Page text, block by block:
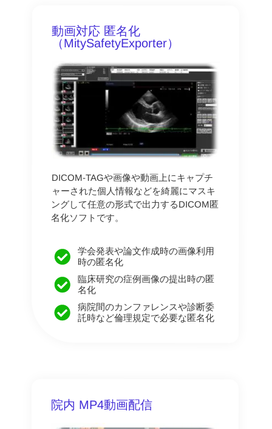
動画対応 匿名化
（MitySafetyExporter）
DICOM-TAGや画像や動画上にキャプチ
ャーされた個人情報などを綺麗にマスキ
ングして任意の形式で出力するDICOM匿
名化ソフトです。
学会発表や論文作成時の画像利用
時の匿名化
臨床研究の症例画像の提出時の匿
名化
病院間のカンファレンスや診断委
託時など倫理規定で必要な匿名化
院内 MP4動画配信